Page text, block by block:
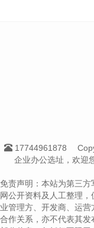
17744961878
企业办公选址，欢迎
免责声明：本站为第三
网公开资料及人工整理
业管理方、开发商、运
合作关系，亦不代表其